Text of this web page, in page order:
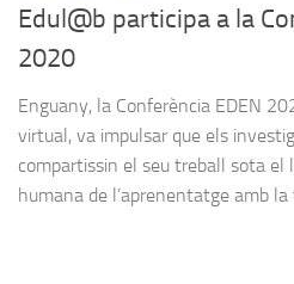
Edul@b participa a la
2020
Enguany, la Conferència EDEN
virtual, va impulsar que els
compartissin el seu treball sota el
humana de l’aprenentatge amb la